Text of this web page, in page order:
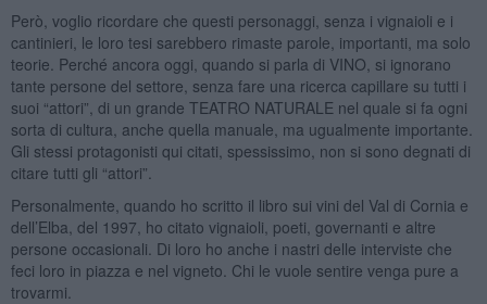
Però, voglio ricordare che questi personaggi, senza i vignaioli e i
cantinieri, le loro tesi sarebbero rimaste parole, importanti, ma solo
teorie. Perché ancora oggi, quando si parla di VINO, si ignorano
tante persone del settore, senza fare una ricerca capillare su tutti i
suoi “attori”, di un grande TEATRO NATURALE nel quale si fa ogni
sorta di cultura, anche quella manuale, ma ugualmente importante.
Gli stessi protagonisti qui citati, spessissimo, non si sono degnati di
citare tutti gli “attori”.
Personalmente, quando ho scritto il libro sui vini del Val di Cornia e
dell’Elba, del 1997, ho citato vignaioli, poeti, governanti e altre
persone occasionali. Di loro ho anche i nastri delle interviste che
feci loro in piazza e nel vigneto. Chi le vuole sentire venga pure a
trovarmi.